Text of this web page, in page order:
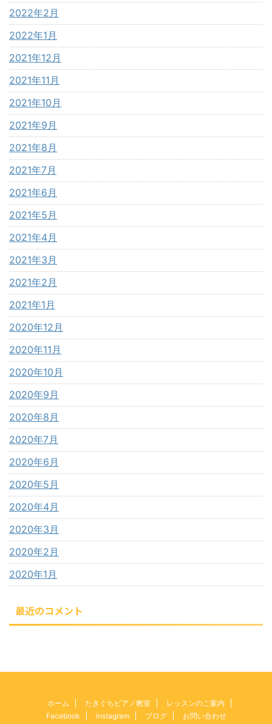
2022年2月
2022年1月
2021年12月
2021年11月
2021年10月
2021年9月
2021年8月
2021年7月
2021年6月
2021年5月
2021年4月
2021年3月
2021年2月
2021年1月
2020年12月
2020年11月
2020年10月
2020年9月
2020年8月
2020年7月
2020年6月
2020年5月
2020年4月
2020年3月
2020年2月
2020年1月
最近のコメント
ホーム たきぐちピアノ教室
レッスンのご案内
Facebook
instagram ブログ お問い合わせ